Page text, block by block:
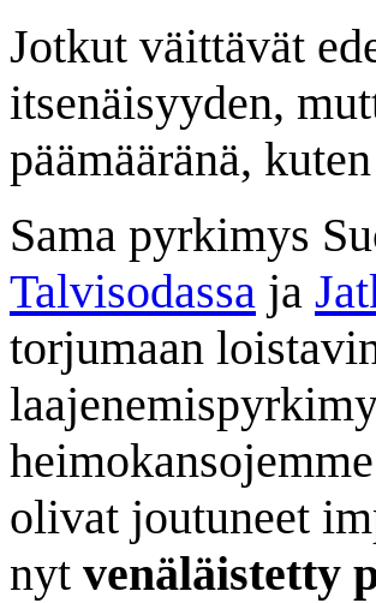
Jotkut väittävät
itsenäisyyden,
päämääränä,
Sama pyrkimys
Talvisodassa ja
torjumaan
olivat joutuneet
nyt venäläistetty